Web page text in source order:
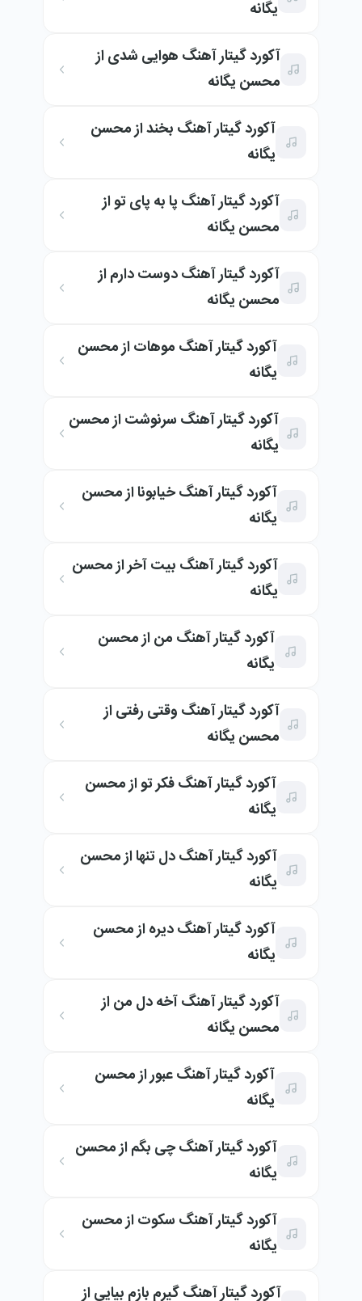
یگانه
آکورد گیتار آهنگ هوایی شدی از
محسن یگانه
آکورد گیتار آهنگ بخند از محسن
یگانه
آکورد گیتار آهنگ پا به پای تو از
محسن یگانه
آکورد گیتار آهنگ دوست دارم از
محسن یگانه
آکورد گیتار آهنگ موهات از محسن
یگانه
آکورد گیتار آهنگ سرنوشت از محسن
یگانه
آکورد گیتار آهنگ خیابونا از محسن
یگانه
آکورد گیتار آهنگ بیت آخر از محسن
یگانه
آکورد گیتار آهنگ من از محسن
یگانه
آکورد گیتار آهنگ وقتی رفتی از
محسن یگانه
آکورد گیتار آهنگ فکر تو از محسن
یگانه
آکورد گیتار آهنگ دل تنها از محسن
یگانه
آکورد گیتار آهنگ دیره از محسن
یگانه
آکورد گیتار آهنگ آخه دل من از
محسن یگانه
آکورد گیتار آهنگ عبور از محسن
یگانه
آکورد گیتار آهنگ چی بگم از محسن
یگانه
آکورد گیتار آهنگ سکوت از محسن
یگانه
آکورد گیتار آهنگ گیرم بازم بیایی از